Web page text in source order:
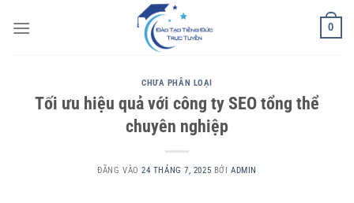
qua
0
CHƯA PHÂN LOẠI
Tối ưu hiệu quả với công ty SEO tổng thể
chuyên nghiệp
ĐĂNG VÀO24 THÁNG 7, 2025 BỞI ADMIN